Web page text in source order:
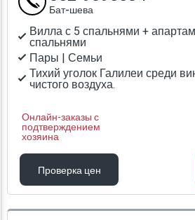
Вилла с 5 спальнями +
спальнями
Пары | Семьи
Тихий уголок Галилеи среди
чистого воздуха.
Онлайн-заказы с
подтверждением
хозяина
Бат-шева
Проверка цен
Проверка цен